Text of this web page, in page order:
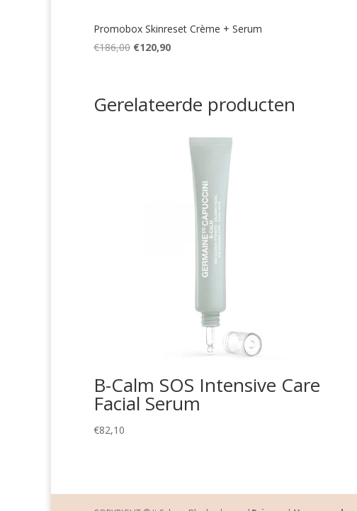
Promobox Skinreset Crème + Serum
€186,00 Oorspronkelijke
€186,00.
€120,90Huidige
€120,90.
Gerelateerde producten
B-Calm SOS Intensive Care
Facial Serum
€82,10